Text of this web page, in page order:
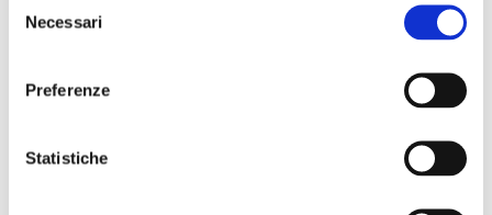
delNecessari
Preferenze
Statistiche